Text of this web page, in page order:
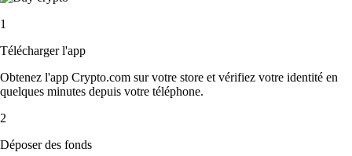
1
Télécharger l'app
Obtenez l'app Crypto.com sur votre store et vérifiez votre identité en
quelques minutes depuis votre téléphone.
2
Déposer des fonds